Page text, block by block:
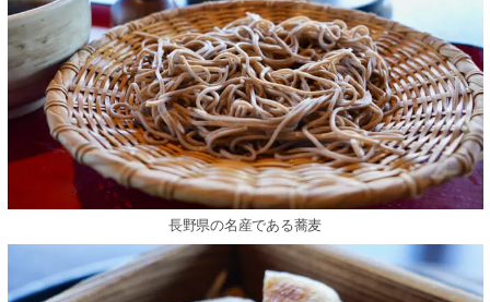
⻑野県の名産である蕎⻨